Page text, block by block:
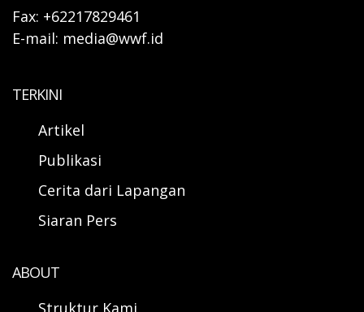
Fax: +62217829461
E-mail: media@wwf.id
TERKINI
Artikel
Publikasi
Cerita dari Lapangan
Siaran Pers
ABOUT